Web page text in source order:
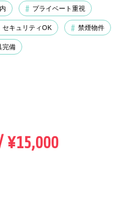
プライベート重視
セキュリティOK 禁煙物件
完備
¥15,000